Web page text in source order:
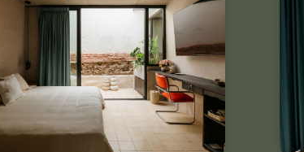
Para 4 personas, cama King, 1 sofá
Jacuzzi, baño privado, terraza
privada & más.
VER DETALLES